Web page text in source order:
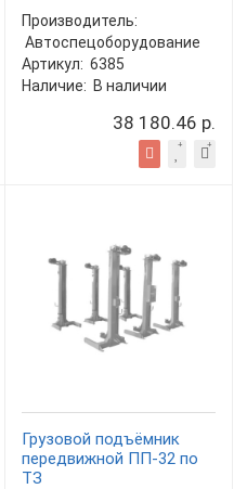
Производитель:
Автоспецоборудование
Артикул: 6385
Наличие: В наличии
38 180.46 р.
Грузовой подъёмник
передвижной ПП-32 по
ТЗ